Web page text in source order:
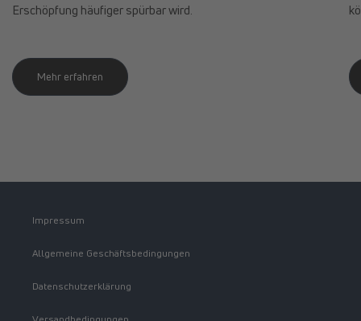
Erschöpfung häufiger spürbar wird.
Mehr erfahren
Impressum
Allgemeine Geschäftsbedingungen
Datenschutzerklärung